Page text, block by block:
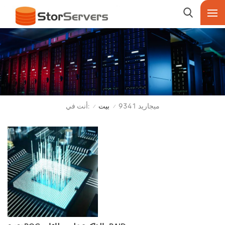
أنت في: / بيت / ميجاريد 9341